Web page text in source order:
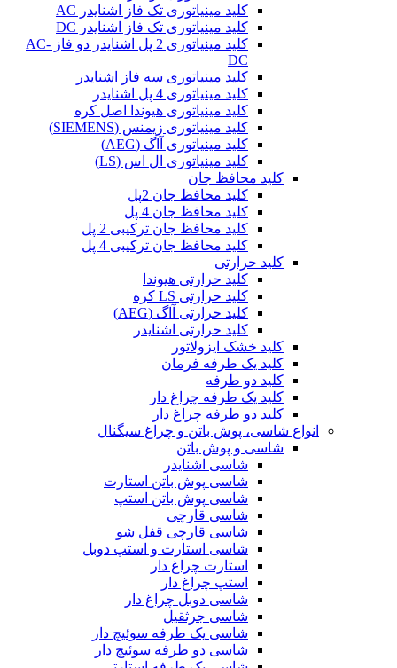
کلید مینیاتوری تک فاز اشنایدر AC
کلید مینیاتوری تک فاز اشنایدر DC
کلید مینیاتوری 2 پل اشنایدر دو فاز AC-
DC
کلید مینیاتوری سه فاز اشنایدر
کلید مینیاتوری 4 پل اشنایدر
کلید مینیاتوری هیوندا اصل کره
کلید مینیاتوری زیمنس (SIEMENS)
کلید مینیاتوری آاگ (AEG)
کلید مینیاتوری ال اس (LS)
کلید محافظ جان
کلید محافظ جان 2پل
کلید محافظ جان 4 پل
کلید محافظ جان ترکیبی 2 پل
کلید محافظ جان ترکیبی 4 پل
کلید حرارتی
کلید حرارتی هیوندا
کلید حرارتی LS کره
کلید حرارتی آاگ (AEG)
کلید حرارتی اشنایدر
کلید خشک ایزولاتور
کلید یک طرفه فرمان
کلید دو طرفه
کلید یک طرفه چراغ دار
کلید دو طرفه چراغ دار
انواع شاسی، پوش باتن و چراغ سیگنال
شاسی و پوش باتن
شاسی اشنایدر
شاسی پوش باتن استارت
شاسی پوش باتن استپ
شاسی قارچی
شاسی قارچی قفل شو
شاسی استارت و استپ دوبل
استارت چراغ دار
استپ چراغ دار
شاسی دوبل چراغ دار
شاسی جرثقیل
شاسی یک طرفه سوئیچ دار
شاسی دو طرفه سوئیچ دار